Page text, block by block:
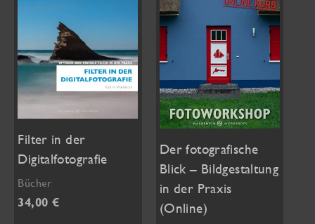
auf
der
Produktseite
gewählt
werden
auf
der
Produktseite
werden
Filter in der
Digitalfotografie
Bücher
34,00 €
Der fotografische
Blick – Bildgestaltung
in der Praxis
(Online)